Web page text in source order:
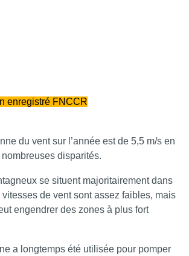
enregistré FNCCR
du vent sur l’année est de 5,5 m/s en
disparités.
se situent majoritairement dans
vitesses de vent sont assez faibles, mais
engendrer des zones à plus fort
a longtemps été utilisée pour pomper